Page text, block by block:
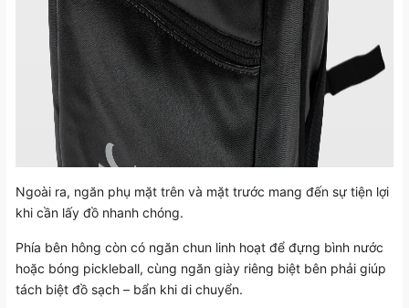
Ngoài ra, ngăn phụ mặt trên và mặt trước mang đến sự tiện lợi
khi cần lấy đồ nhanh chóng.
Phía bên hông còn có ngăn chun linh hoạt để đựng bình nước
hoặc bóng pickleball, cùng ngăn giày riêng biệt bên phải giúp
tách biệt đồ sạch – bẩn khi di chuyển.